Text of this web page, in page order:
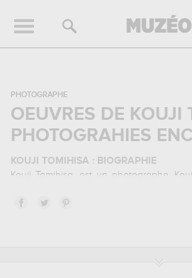
PHOTOGRAPHE
OEUVRES DE KOUJI
PHOTOGRAHIES
KOUJI TOMIHISA : BIOGRAPHIE
Kouji Tomihisa, est un photographe.
Il a été principalement actif durant la
rain of spring, senjyougahara, couleur